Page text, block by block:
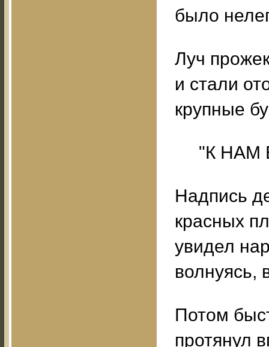
было
Луч
и стали
крупные
"К НАМ
Надпись
красных
увидел
волнуясь,
Потом
протянул